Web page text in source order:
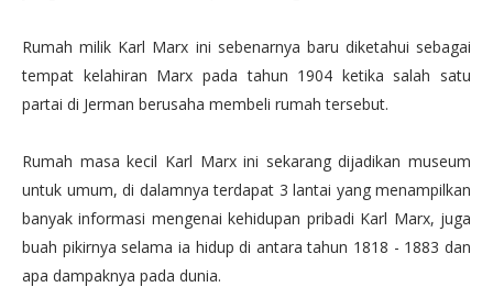
Rumah milik Karl Marx ini sebenarnya baru diketahui sebagai
tempat kelahiran Marx pada tahun 1904 ketika salah satu
partai di Jerman berusaha membeli rumah tersebut.
Rumah masa kecil Karl Marx ini sekarang dijadikan museum
untuk umum, di dalamnya terdapat 3 lantai yang menampilkan
banyak informasi mengenai kehidupan pribadi Karl Marx, juga
buah pikirnya selama ia hidup di antara tahun 1818 - 1883 dan
apa dampaknya pada dunia.